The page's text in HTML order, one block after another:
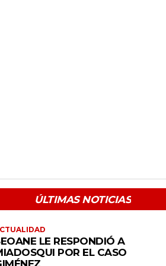
ÚLTIMAS NOTICIAS
LE RESPONDIÓ A
POR EL CASO